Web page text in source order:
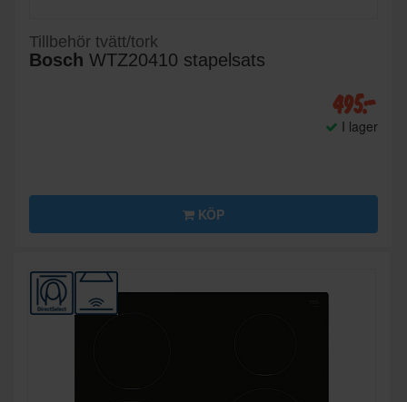
Tillbehör tvätt/tork
Bosch WTZ20410 stapelsats
495:-
I lager
KÖP